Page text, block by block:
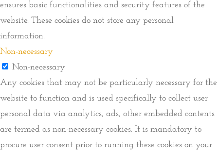
ensures basic functionalities and security features of the
website. These cookies do not store any personal
information.
Non-necessary
Non-necessary
Any cookies that may not be particularly necessary for the
website to function and is used specifically to collect user
personal data via analytics, ads, other embedded contents
are termed as non-necessary cookies. It is mandatory to
procure user consent prior to running these cookies on your